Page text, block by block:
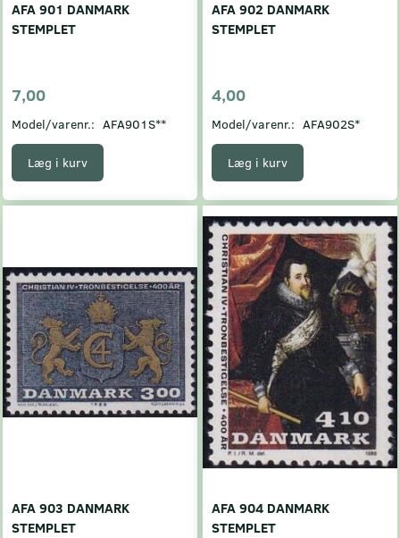
AFA 901 DANMARK
STEMPLET
7,00
Model/varenr.: AFA901S**
Læg i kurv
AFA 902 DANMARK
STEMPLET
4,00
Model/varenr.: AFA902S*
Læg i kurv
AFA 903 DANMARK
STEMPLET
AFA 904 DANMARK
STEMPLET